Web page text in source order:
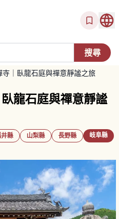
寺｜臥龍石庭與禪意靜謐之旅
龍石庭與禪意靜謐
縣 山梨縣 長野縣
岐阜縣